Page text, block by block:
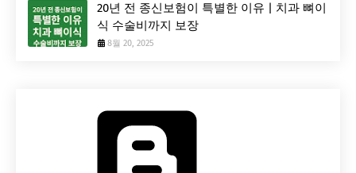
20년 전 종신보험이 특별한 이유 | 치과 뼈이
식 수술비까지 보장
8월 20, 2025